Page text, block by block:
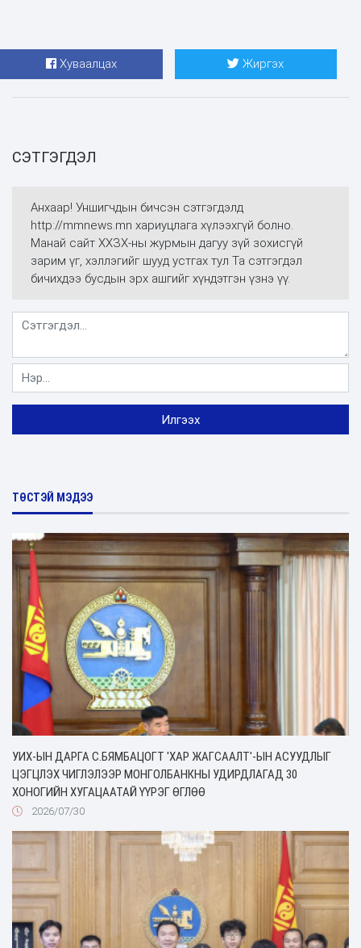
Хуваалцах Жиргэх
СЭТГЭГДЭЛ
Анхаар! Уншигчдын бичсэн сэтгэгдэлд
http://mmnews.mn хариуцлага хүлээхгүй болно.
Манай сайт ХХЗХ-ны журмын дагуу зүй зохисгүй
зарим үг, хэллэгийг шууд устгах тул Та сэтгэгдэл
бичихдээ бусдын эрх ашгийг хүндэтгэн үзнэ үү.
ТӨСТЭЙ МЭДЭЭ
УИХ-ЫН ДАРГА С.БЯМБАЦОГТ 'ХАР ЖАГСААЛТ'-ЫН АСУУДЛЫГ
ЦЭГЦЛЭХ ЧИГЛЭЛЭЭР МОНГОЛБАНКНЫ УДИРДЛАГАД 30
ХОНОГИЙН ХУГАЦААТАЙ ҮҮРЭГ ӨГЛӨӨ
2026/07/30